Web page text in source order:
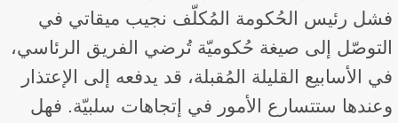
فشل رئيس الحُكومة المُكلّف نجيب ميقاتي في
التوصّل إلى صيغة حُكوميّة تُرضي الفريق الرئاسي،
في الأسابيع القليلة المُقبلة، قد يدفعه إلى الإعتذار
وعندها ستتسارع الأمور في إتجاهات سلبيّة. فهل